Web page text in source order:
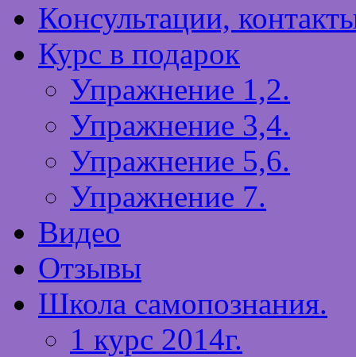
Консультации,
Курс в подарок
Упражнение 1,2.
Упражнение 3,4.
Упражнение 5,6.
Упражнение 7.
Видео
Отзывы
Школа самопознания.
1 курс 2014г.